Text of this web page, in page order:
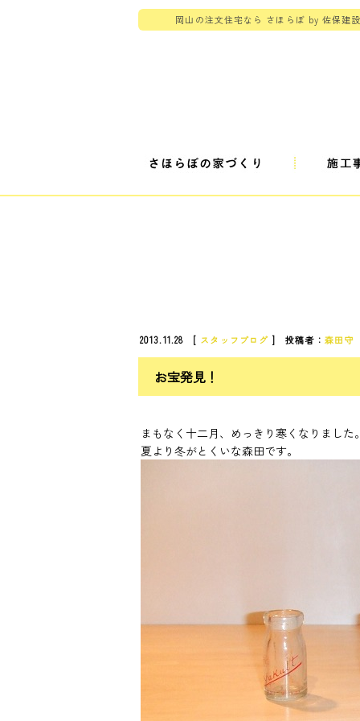
岡山の注文住宅なら さほらぼ by 佐保建
2013.11.28 [ スタッフブログ ] 投稿者： 森田守
お宝発見！
まもなく十二月、めっきり寒くなりました
夏より冬がとくいな森田です。